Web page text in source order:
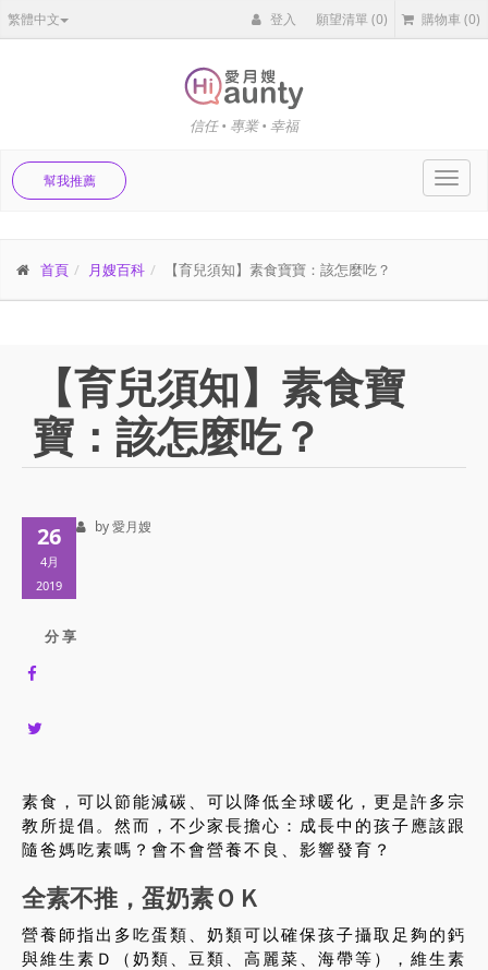
繁體中文 登入 願望清單(0) 購物車 (0)
信任 • 專業 • 幸福
幫我推薦
首頁 月嫂百科 【育兒須知】素食寶寶：該怎麼吃？
【育兒須知】素食寶
寶：該怎麼吃？
26
4月
2019
分 享
by 愛月嫂
素食，可以節能減碳、可以降低全球暖化，更是許多宗
教所提倡。然而，不少家長擔心：成長中的孩子應該跟
隨爸媽吃素嗎？會不會營養不良、影響發育？
全素不推，蛋奶素ＯＫ
營養師指出多吃蛋類、奶類可以確保孩子攝取足夠的鈣
與維生素Ｄ（奶類、豆類、高麗菜、海帶等），維生素